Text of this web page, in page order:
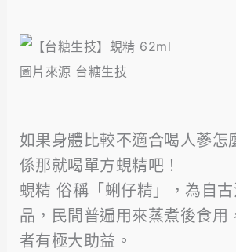
圖片來源 台糖生技
如果身體比較不適合喝人蔘怎
係那就喝單方蜆精吧！
蜆精 俗稱「蜊仔精」，為自
品，民間普遍用來蒸煮後食用
者有極大助益。